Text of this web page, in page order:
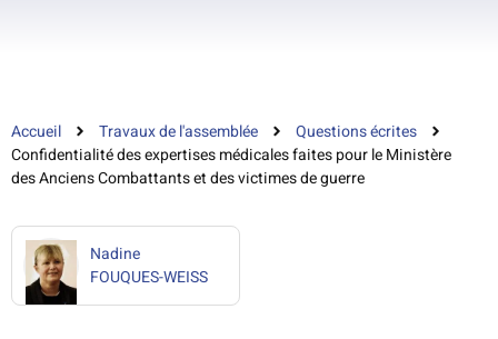
Accueil Travaux de l'assemblée
Questions écrites
Confidentialité des expertises médicales faites pour le Ministère
des Anciens Combattants et des victimes de guerre
Nadine
FOUQUES-WEISS